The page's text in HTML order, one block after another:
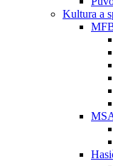
Kultura a